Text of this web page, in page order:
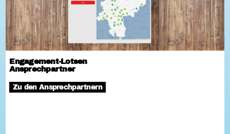
Engagement-Lotsen
Ansprechpartner
Zu den Ansprechpartnern